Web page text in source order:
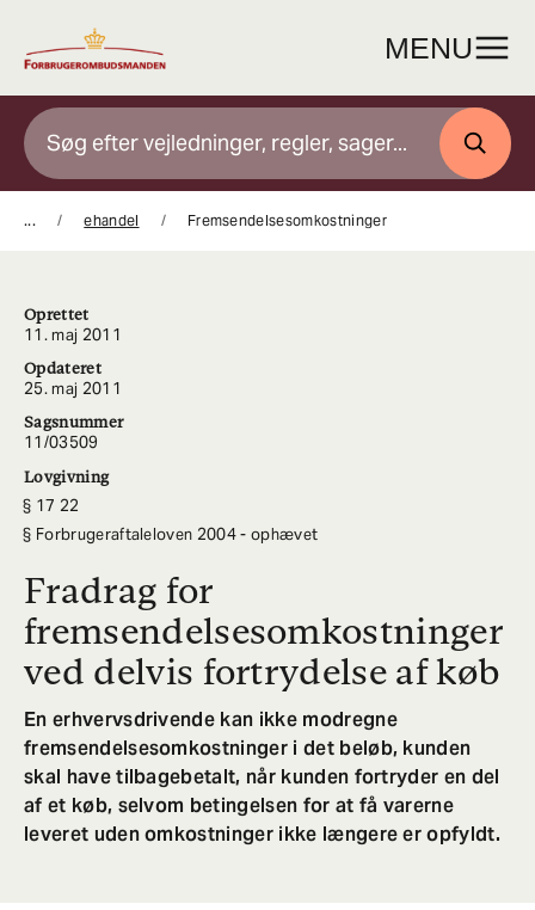
indhold
MENU
SØG
... ehandel Fremsendelsesomkostninger
Oprettet
11. maj 2011
Opdateret
25. maj 2011
Sagsnummer
11/03509
Lovgivning
17 22
Forbrugeraftaleloven 2004 - ophævet
Fradrag for
fremsendelsesomkostninger
ved delvis fortrydelse af køb
En erhvervsdrivende kan ikke modregne
fremsendelsesomkostninger i det beløb, kunden
skal have tilbagebetalt, når kunden fortryder en del
af et køb, selvom betingelsen for at få varerne
leveret uden omkostninger ikke længere er opfyldt.